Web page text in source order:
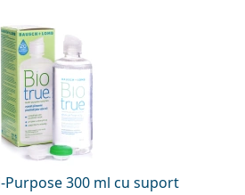
300 ml cu suport